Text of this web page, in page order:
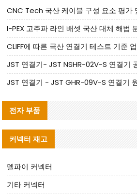
I-PEX 고주파 라인 배셋 국산 대체 해법
CLIFF에 따른 국산 연결기 테스트 기준
전자 부품
커넥터 재고
델파이 커넥터
기타 커넥터